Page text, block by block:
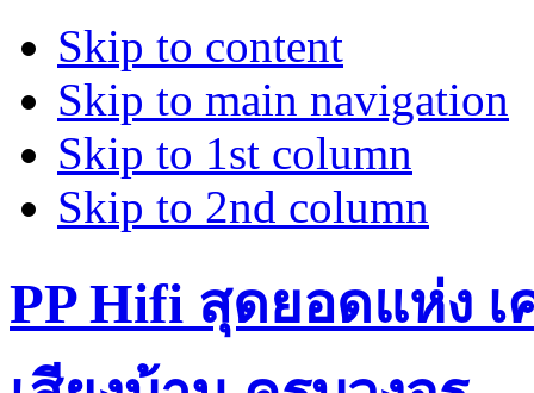
Skip to content
Skip to main navigation
Skip to 1st column
Skip to 2nd column
PP Hifi สุดยอดแห่ง เ